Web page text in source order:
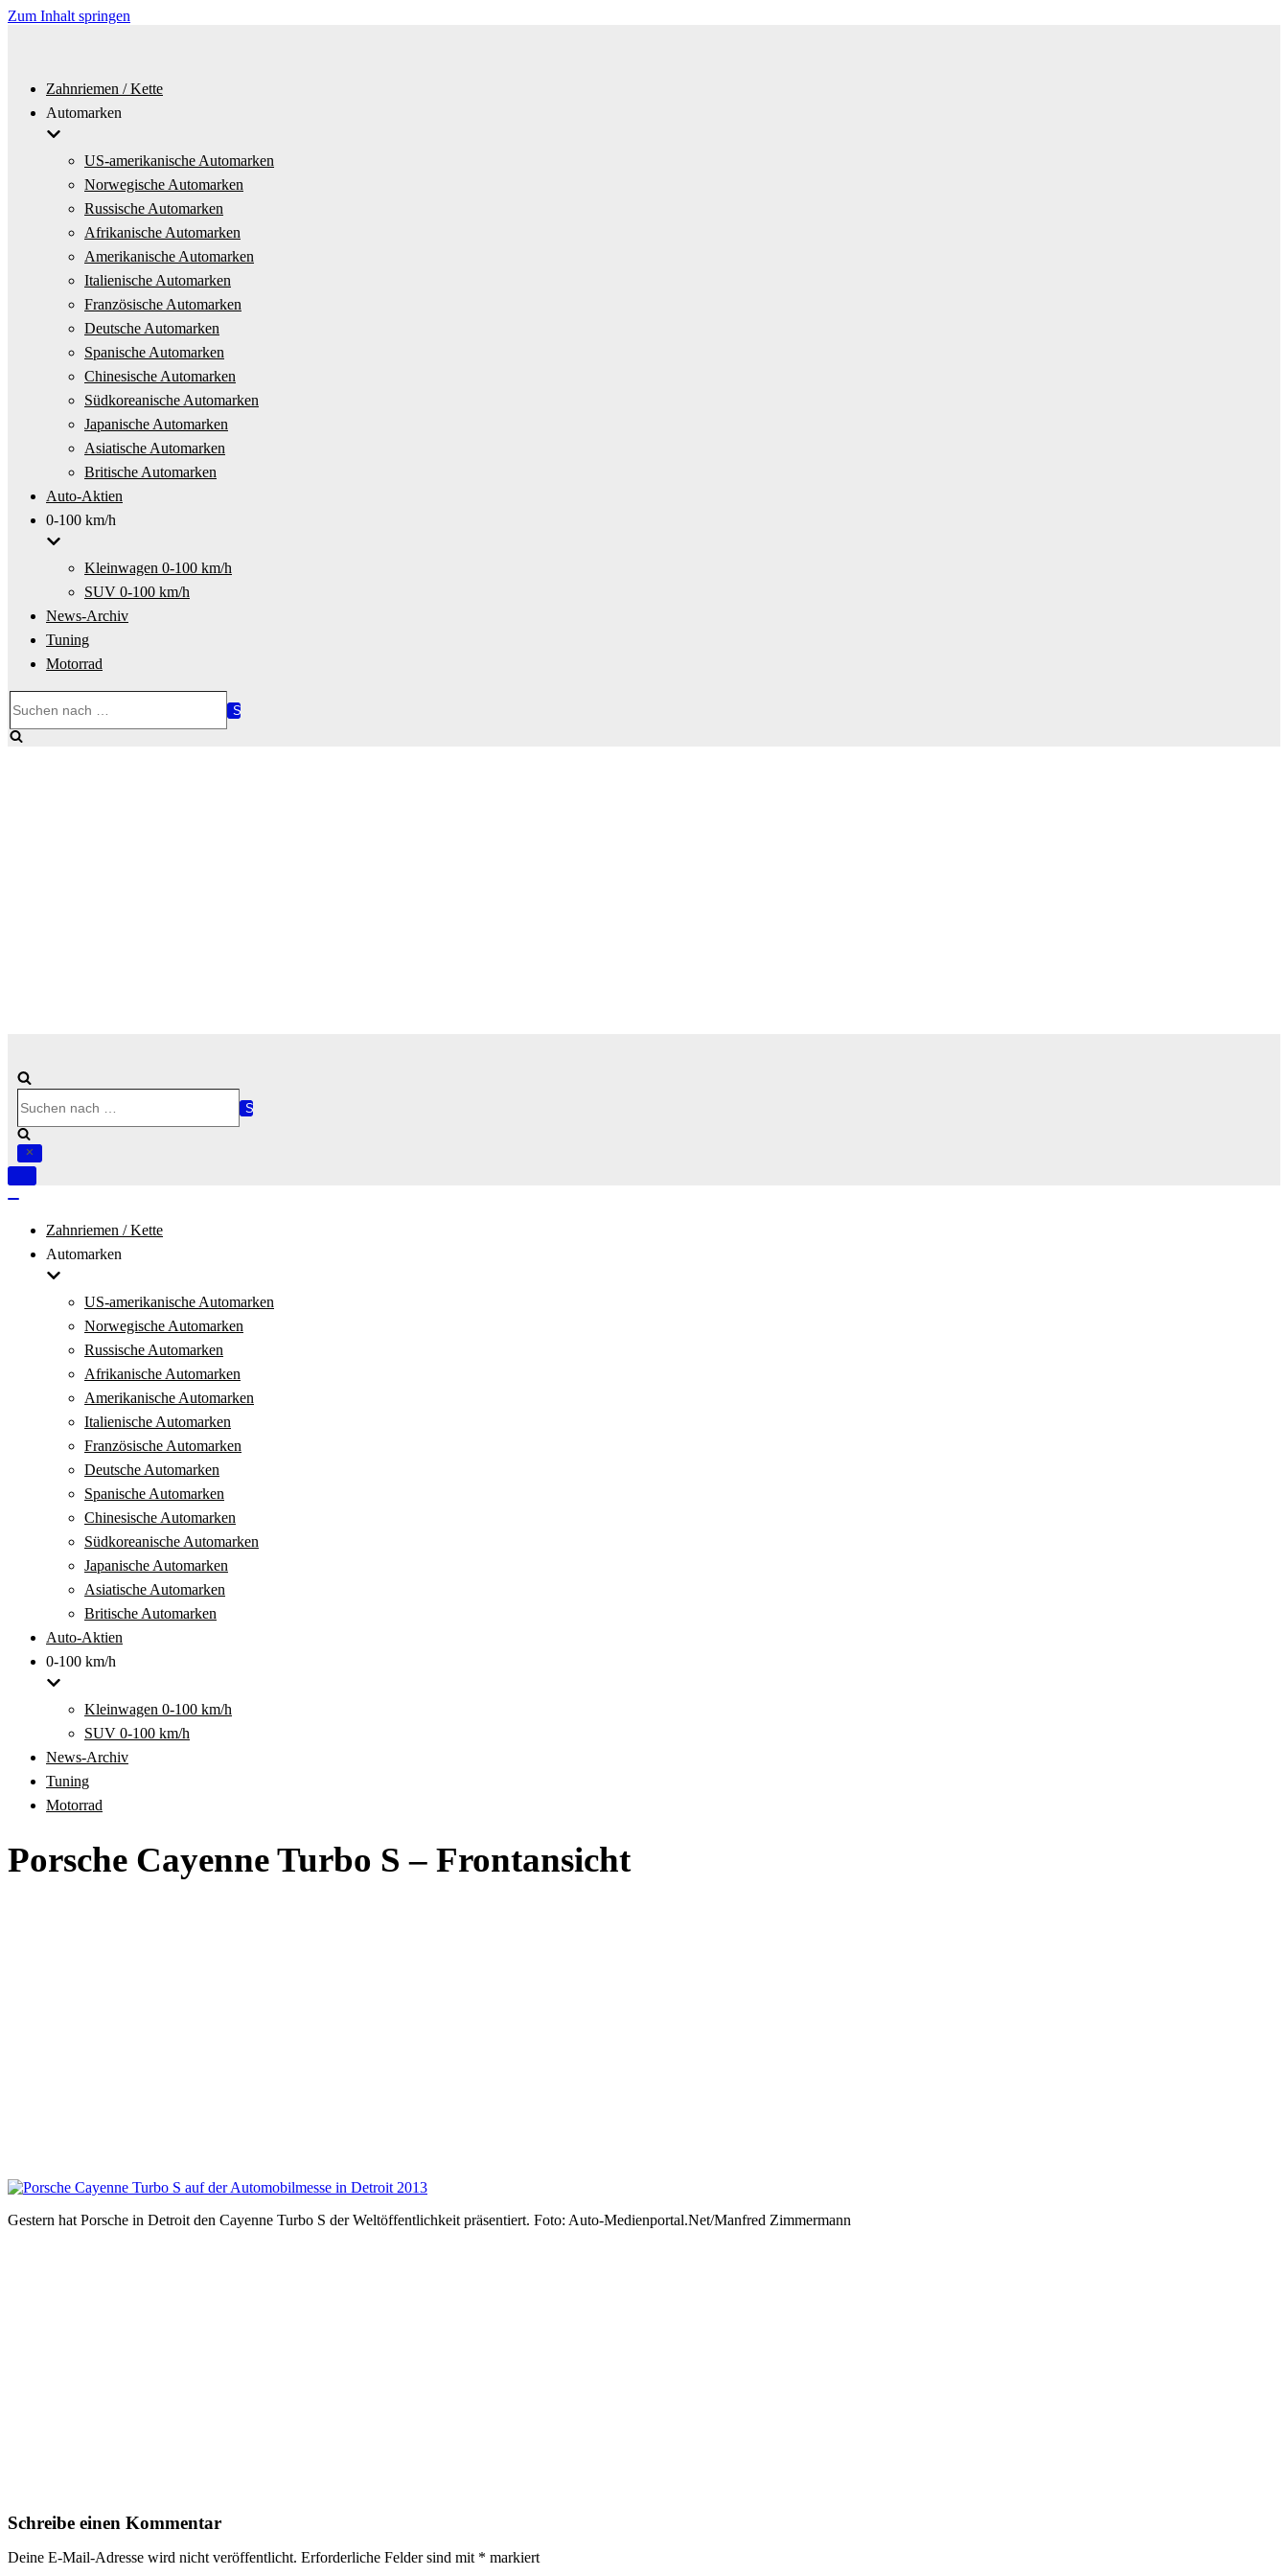
Zum Inhalt springen
Zahnriemen / Kette
Automarken
US-amerikanische Automarken
Norwegische Automarken
Russische Automarken
Afrikanische Automarken
Amerikanische Automarken
Italienische Automarken
Französische Automarken
Deutsche Automarken
Spanische Automarken
Chinesische Automarken
Südkoreanische Automarken
Japanische Automarken
Asiatische Automarken
Britische Automarken
Auto-Aktien
0-100 km/h
Kleinwagen 0-100 km/h
SUV 0-100 km/h
News-Archiv
Tuning
Motorrad
nach …
nach …
Navigation
Zahnriemen / Kette
Automarken
US-amerikanische Automarken
Norwegische Automarken
Russische Automarken
Afrikanische Automarken
Amerikanische Automarken
Italienische Automarken
Französische Automarken
Deutsche Automarken
Spanische Automarken
Chinesische Automarken
Südkoreanische Automarken
Japanische Automarken
Asiatische Automarken
Britische Automarken
Auto-Aktien
0-100 km/h
Kleinwagen 0-100 km/h
SUV 0-100 km/h
News-Archiv
Tuning
Motorrad
Porsche Cayenne Turbo S – Frontansicht
Gestern hat Porsche in Detroit den Cayenne Turbo S der Weltöffentlichkeit präsentiert. Foto: Auto-Medienportal.Net/Manfred Zimmermann
Schreibe einen Kommentar
Deine E-Mail-Adresse wird nicht veröffentlicht. Erforderliche Felder sind mit * markiert